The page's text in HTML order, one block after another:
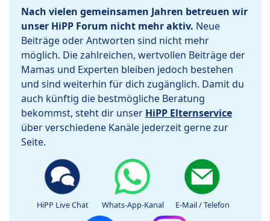
Nach vielen gemeinsamen Jahren betreuen wir
unser HiPP Forum nicht mehr aktiv. Neue
Beiträge oder Antworten sind nicht mehr
möglich. Die zahlreichen, wertvollen Beiträge der
Mamas und Experten bleiben jedoch bestehen
und sind weiterhin für dich zugänglich. Damit du
auch künftig die bestmögliche Beratung
bekommst, steht dir unser HiPP Elternservice
über verschiedene Kanäle jederzeit gerne zur
Seite.
HiPP Live Chat Whats-App-Kanal E-Mail / Telefon